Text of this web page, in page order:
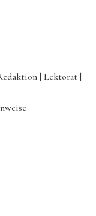
| Lektorat |